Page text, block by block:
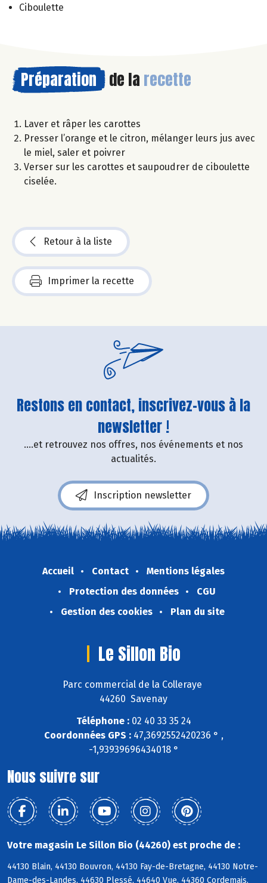
Ciboulette
Préparation de la recette
Laver et râper les carottes
Presser l’orange et le citron, mélanger leurs jus avec
le miel, saler et poivrer
Verser sur les carottes et saupoudrer de ciboulette
ciselée.
Retour à la liste
Imprimer la recette
Restons en contact, inscrivez-vous à la
newsletter !
....et retrouvez nos offres, nos événements et nos
actualités.
Inscription newsletter
Accueil Contact
Mentions légales
Protection des données
CGU
Gestion des cookies
Plan du site
Le Sillon Bio
Parc commercial de la Colleraye
44260 Savenay
Téléphone :02 40 33 35 24
Coordonnées GPS :47,3692552420236 ° ,
-1,93939696434018 °
Nous suivre sur
Votre magasin Le Sillon Bio (44260) est proche de :
44130 Blain, 44130 Bouvron, 44130 Fay-de-Bretagne, 44130 Notre-
Dame-des-Landes, 44630 Plessé, 44640 Vue, 44360 Cordemais,